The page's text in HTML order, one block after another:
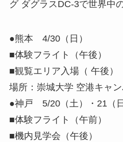
グ ダグラスDC-3で世界中
●熊本 4/30（日）
■体験フライト（午後）
■観覧エリア入場（ 午後）
場所：崇城大学 空港キャ
●神戸 5/20（土）・21（日
■体験フライト（午前）
■機内見学会（午後）